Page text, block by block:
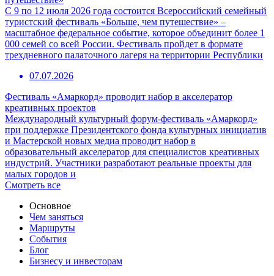
С 9 по 12 июля 2026 года состоится Всероссийский семейный
туристский фестиваль «Больше, чем путешествие» –
масштабное федеральное событие, которое объединит более 1
000 семей со всей России. Фестиваль пройдет в формате
трехдневного палаточного лагеря на территории Республики
07.07.2026
Фестиваль «Амаркорд» проводит набор в акселератор
креативных проектов
Международный культурный форум-фестиваль «Амаркорд»
при поддержке Президентского фонда культурных инициатив
и Мастерской новых медиа проводит набор в
образовательный акселератор для специалистов креативных
индустрий. Участники разработают реальные проекты для
малых городов и
Смотреть все
Основное
Чем заняться
Маршруты
События
Блог
Бизнесу и инвесторам